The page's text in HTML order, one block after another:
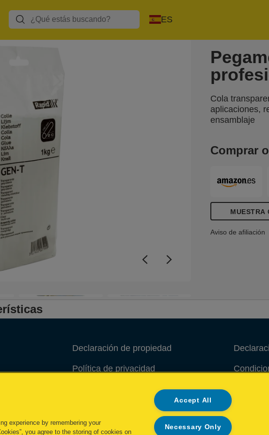
ES
Cola
aplicaciones,
ensamblaje
Comprar
MUESTRA
Aviso de afiliación
Declaración de propiedad
Política de privacidad
Administrar mis datos
experience by remembering your
you agree to the storing of cookies on
Accept All
Necessary Only